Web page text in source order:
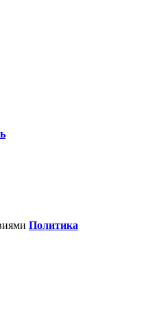
Политика